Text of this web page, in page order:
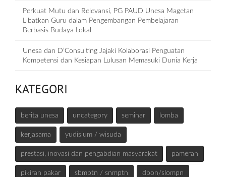
Perkuat Mutu dan Relevansi, PG PAUD Unesa Magetan
Libatkan Guru dalam Pengembangan Pembelajaran
Berbasis Budaya Lokal
Unesa dan D‘Consulting Jajaki Kolaborasi Penguatan
Kompetensi dan Kesiapan Lulusan Memasuki Dunia Kerja
KATEGORI
berita unesa uncategory seminar lomba
kerjasama yudisium / wisuda
prestasi, inovasi dan pengabdian masyarakat pameran
pikiran pakar sbmptn / snmptn dbon/slompn